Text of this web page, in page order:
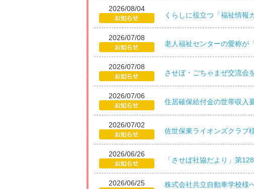
2026/08/04
くらしに役立つ「福祉情報
2026/07/08
老人福祉センターの愛称が
2026/07/08
させぼ・ごちゃまぜ交流会
2026/07/06
住居確保給付金の世帯収入
2026/07/02
佐世保東ライオンズクラブ
2026/06/26
「させぼ社協だより」第
2026/06/25
株式会社共立自動車学校様